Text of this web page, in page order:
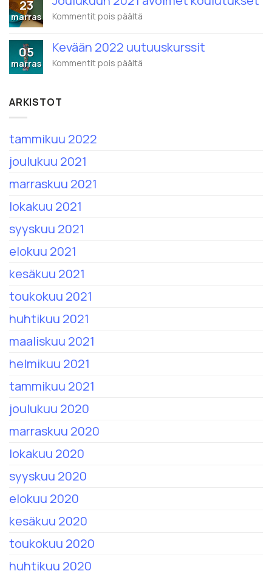
nimi
avoimet
23
marras Kommentit pois päältä
avoimet
koulutukset
05
marras
Kevään 2022 uutuuskurssit
Kommentit pois päältä
ARKISTOT
tammikuu 2022
joulukuu 2021
marraskuu 2021
lokakuu 2021
syyskuu 2021
elokuu 2021
kesäkuu 2021
toukokuu 2021
huhtikuu 2021
maaliskuu 2021
helmikuu 2021
tammikuu 2021
joulukuu 2020
marraskuu 2020
lokakuu 2020
syyskuu 2020
elokuu 2020
kesäkuu 2020
toukokuu 2020
huhtikuu 2020